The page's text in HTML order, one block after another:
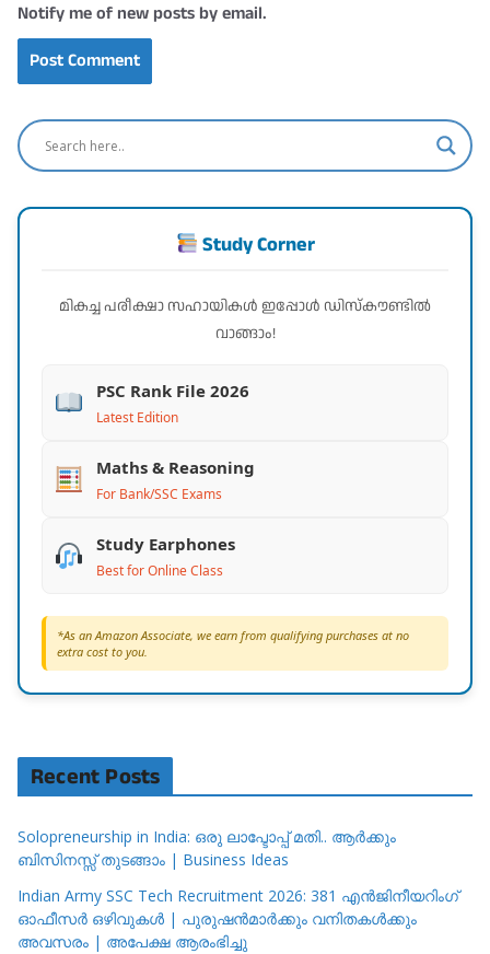
Notify me of new posts by email.
Study Corner
മികച്ച പരീക്ഷാ സഹായികൾ ഇപ്പോൾ ഡിസ്കൗണ്ടിൽ
വാങ്ങാം!
PSC Rank File 2026
Latest Edition
Maths & Reasoning
For Bank/SSC Exams
Study Earphones
Best for Online Class
*As an Amazon Associate, we earn from qualifying purchases at no
extra cost to you.
Recent Posts
Solopreneurship in India: ഒരു ലാപ്ടോപ്പ് മതി.. ആർക്കും
ബിസിനസ്സ് തുടങ്ങാം | Business Ideas
Indian Army SSC Tech Recruitment 2026: 381 എൻജിനീയറിംഗ്
ഓഫീസർ ഒഴിവുകൾ | പുരുഷൻമാർക്കും വനിതകൾക്കും
അവസരം | അപേക്ഷ ആരംഭിച്ചു